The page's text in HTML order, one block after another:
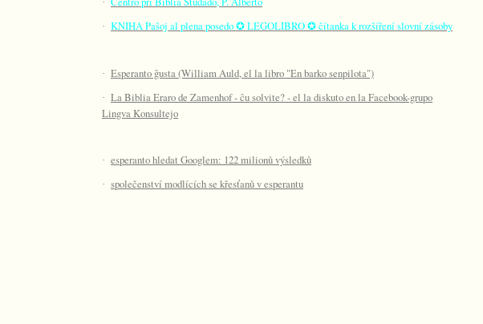
·
· KNIHA Paŝoj al plena posedo ✪ LEGOLIBRO ✪ čítanka k rozšíření slovní zásoby
· Esperanto ĝusta (William Auld, el la libro "En barko senpilota")
· La Biblia Eraro de Zamenhof - ĉu solvite? - el la diskuto en la Facebook-grupo
Lingva Konsultejo
· esperanto hledat Googlem: 122 milionů výsledků
· společenství modlících se křesťanů v esperantu